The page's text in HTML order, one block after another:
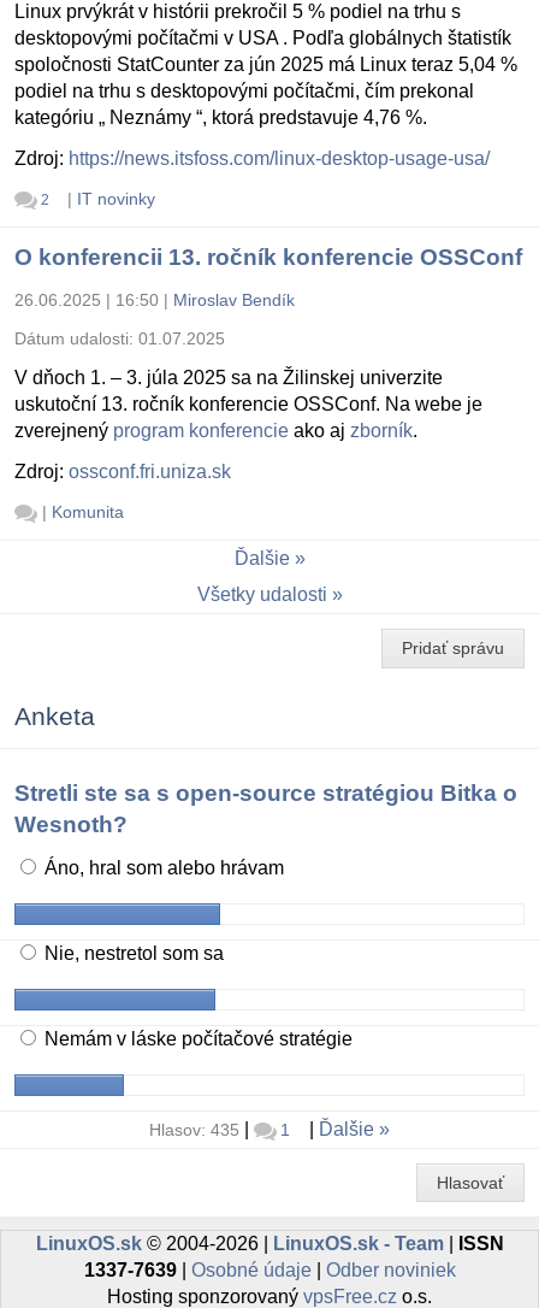
Linux prvýkrát v histórii prekročil 5 % podiel na trhu s
desktopovými počítačmi v USA . Podľa globálnych štatistík
spoločnosti StatCounter za jún 2025 má Linux teraz 5,04 %
podiel na trhu s desktopovými počítačmi, čím prekonal
kategóriu „ Neznámy “, ktorá predstavuje 4,76 %.
Zdroj: https://news.itsfoss.com/linux-desktop-usage-usa/
2 | IT novinky
O konferencii 13. ročník konferencie OSSConf
26.06.2025 | 16:50 | Miroslav Bendík
Dátum udalosti: 01.07.2025
V dňoch 1. – 3. júla 2025 sa na Žilinskej univerzite
uskutoční 13. ročník konferencie OSSConf. Na webe je
zverejnený program konferencie ako aj zborník.
Zdroj: ossconf.fri.uniza.sk
| Komunita
Ďalšie
Všetky udalosti
Pridať správu
Anketa
Stretli ste sa s open-source stratégiou Bitka o
Wesnoth?
Áno, hral som alebo hrávam
Nie, nestretol som sa
Nemám v láske počítačové stratégie
Hlasov: 435 1 Ďalšie
Hlasovať
LinuxOS.sk© 2004-2026 | LinuxOS.sk - Team|
ISSN
1337-7639| Osobné údaje| Odber noviniek
Hosting sponzorovaný vpsFree.cz o.s.